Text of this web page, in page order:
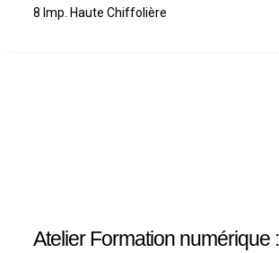
8 Imp. Haute Chiffolière
Atelier Formation numérique